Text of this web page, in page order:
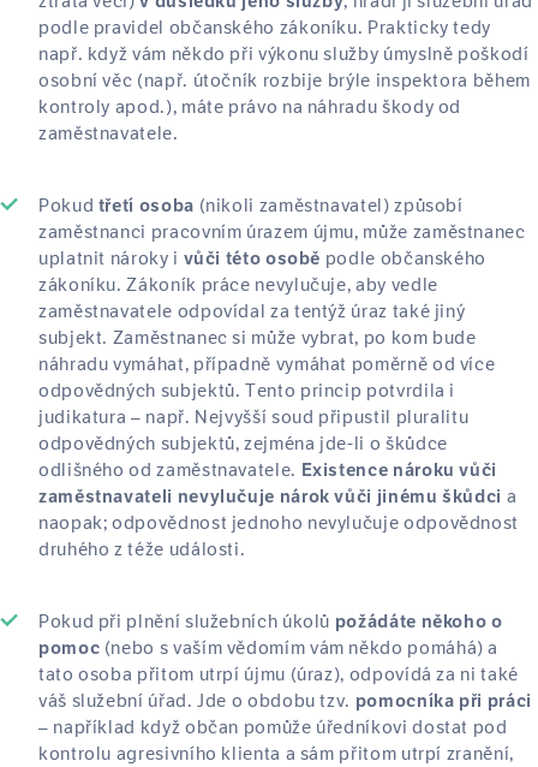
podle pravidel občanského zákoníku. Prakticky tedy
např. když vám někdo při výkonu služby úmyslně poškodí
osobní věc (např. útočník rozbije brýle inspektora během
kontroly apod.), máte právo na náhradu škody od
zaměstnavatele.
Pokud třetí osoba (nikoli zaměstnavatel) způsobí
zaměstnanci pracovním úrazem újmu, může zaměstnanec
uplatnit nároky i vůči této osobě podle občanského
zákoníku. Zákoník práce nevylučuje, aby vedle
zaměstnavatele odpovídal za tentýž úraz také jiný
subjekt. Zaměstnanec si může vybrat, po kom bude
náhradu vymáhat, případně vymáhat poměrně od více
odpovědných subjektů. Tento princip potvrdila i
judikatura – např. Nejvyšší soud připustil pluralitu
odpovědných subjektů, zejména jde-li o škůdce
odlišného od zaměstnavatele. Existence nároku vůči
zaměstnavateli nevylučuje nárok vůči jinému škůdci a
naopak; odpovědnost jednoho nevylučuje odpovědnost
druhého z téže události.
Pokud při plnění služebních úkolů požádáte někoho o
pomoc (nebo s vaším vědomím vám někdo pomáhá) a
tato osoba přitom utrpí újmu (úraz), odpovídá za ni také
váš služební úřad. Jde o obdobu tzv. pomocníka při práci
– například když občan pomůže úředníkovi dostat pod
kontrolu agresivního klienta a sám přitom utrpí zranění,